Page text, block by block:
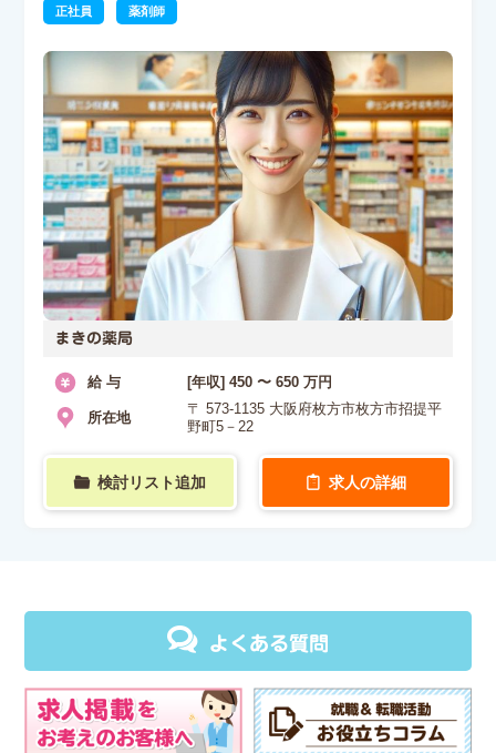
正社員 薬剤師
まきの薬局
給 与 [年収] 450 〜 650 万円
所在地
〒 573-1135 大阪府枚方市枚方市招提平
野町5－22
検討リスト追加 求人の詳細
よくある質問